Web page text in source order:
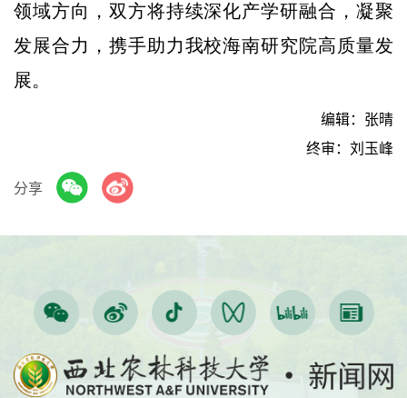
领域方向，双方将持续深化产学研融合，凝聚
发展合力，携手助力我校海南研究院高质量发
展。
编辑：张晴
终审：刘玉峰
分享